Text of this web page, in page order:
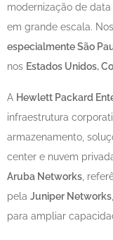
modernização de
em grande escala.
especialmente São
nos Estados Unidos,
A Hewlett Packard
infraestrutura
armazenamento,
center e nuvem
Aruba Networks ,
pela Juniper Networks
para ampliar